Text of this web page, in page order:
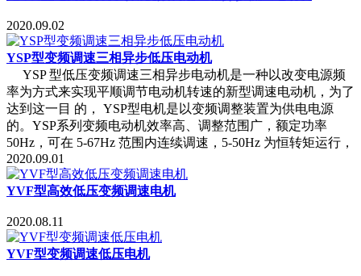
2020.09.02
YSP型变频调速三相异步低压电动机
YSP 型低压变频调速三相异步电动机是一种以改变电源频
率为方式来实现平顺调节电动机转速的新型调速电动机，为了
达到这一目 的， YSP型电机是以变频调整装置为供电电源
的。YSP系列变频电动机效率高、调整范围广，额定功率
50Hz，可在 5-67Hz 范围内连续调速，5-50Hz 为恒转矩运行，
2020.09.01
YVF型高效低压变频调速电机
2020.08.11
YVF型变频调速低压电机